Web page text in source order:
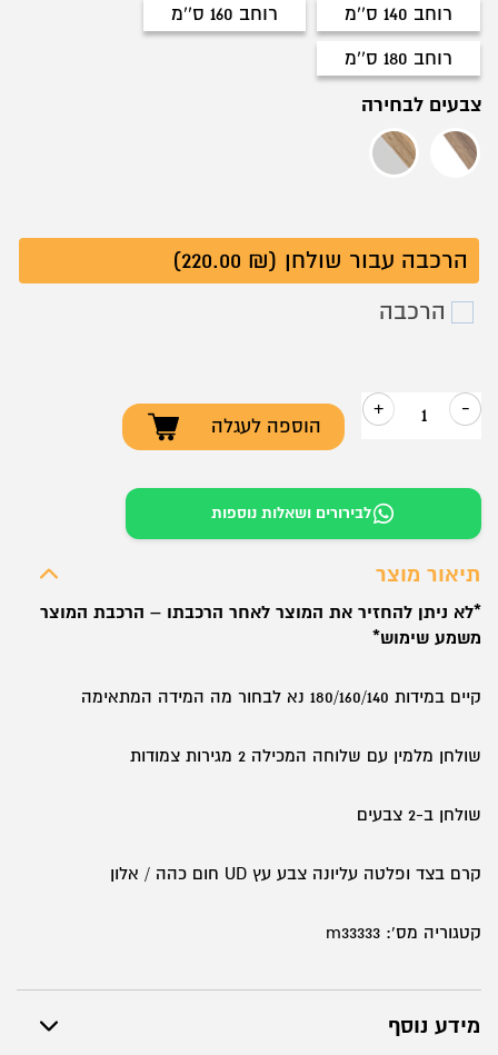
רוחב 140 ס''מ רוחב 140 ס''מ רוחב 160 ס''מ רוחב 160 ס''מ
רוחב 180 ס''מ
רוחב 180 ס''מ
צבעים לבחירה
צבע עץ אגוז (כהה) משולב לבן
צבע עץ אלון (בהיר) משולב לבן
הרכבה עבור שולחן (₪ 220.00)
הרכבה
-
כמות
שולחן
משרדי
עם
דגם
-
+
הוספה לעגלה
לבירורים ושאלות נוספות
תיאור מוצר
*לא ניתן להחזיר את המוצר לאחר הרכבתו – הרכבת המוצר
משמע שימוש*
קיים במידות 180/160/140 נא לבחור מה המידה המתאימה
שולחן מלמין עם שלוחה המכילה 2 מגירות צמודות
שולחן ב-2 צבעים
קרם בצד ופלטה עליונה צבע עץ UD חום כהה / אלון
קטגוריה מס': m33333
מידע נוסף